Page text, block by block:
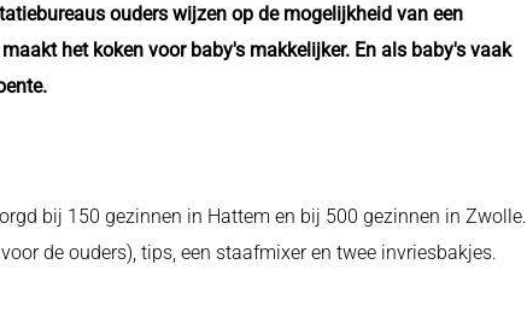
ouders wijzen op de mogelijkheid van een
het koken voor baby's makkelijker. En als baby's vaak
bij 150 gezinnen in Hattem en bij 500 gezinnen in Zwolle.
de ouders), tips, een staafmixer en twee invriesbakjes.